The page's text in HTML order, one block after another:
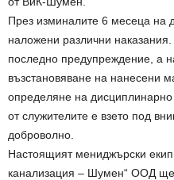
През изминалите 6 месеца на
наложени различни
последно предупреждение, а
възстановяване на нанесени
определяне на дисциплинарно
от служителите е взето под
доброволно.
Настоящият мениджърски
канализация – Шумен“ ООД